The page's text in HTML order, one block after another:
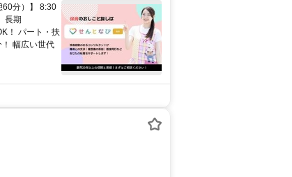
60分）】 8:30
長期
！ パート・扶
幅広い世代